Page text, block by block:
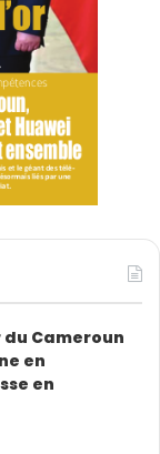
Cameroun
en
en